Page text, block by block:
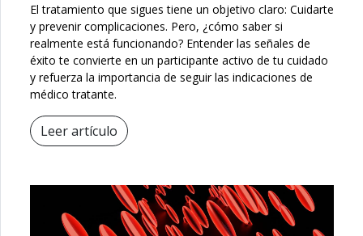
El tratamiento que sigues tiene un objetivo claro: Cuidarte
y prevenir complicaciones. Pero, ¿cómo saber si
realmente está funcionando? Entender las señales de
éxito te convierte en un participante activo de tu cuidado
y refuerza la importancia de seguir las indicaciones de
médico tratante.
Leer artículo